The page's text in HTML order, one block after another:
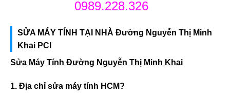
0989.228.326
SỬA MÁY TÍNH TẠI NHÀ Đường Nguyễn Thị Minh
Khai PCI
Sửa Máy Tính Đường Nguyễn Thị Minh Khai
1. Địa chỉ sửa máy tính HCM?